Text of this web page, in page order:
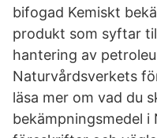
bifogad Kemiskt
produkt som syftar
hantering av
Naturvårdsverkets
läsa mer om vad du
bekämpningsmedel